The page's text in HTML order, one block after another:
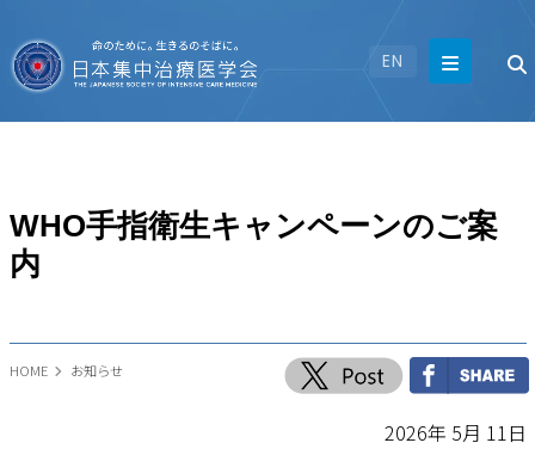
EN
WHO手指衛生キャンペーンのご案
内
HOME お知らせ
2026年 5月 11日